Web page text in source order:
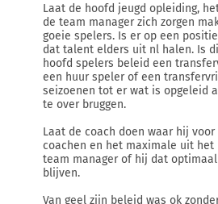
Laat de hoofd jeugd opleiding,
de team manager zich zorgen
goeie spelers. Is er op een
dat talent elders uit nl halen. Is
hoofd spelers beleid een
een huur speler of een
seizoenen tot er wat is opgeleid
te over bruggen.
Laat de coach doen waar hij
coachen en het maximale uit
team manager of hij dat
blijven.
Van geel zijn beleid was ok